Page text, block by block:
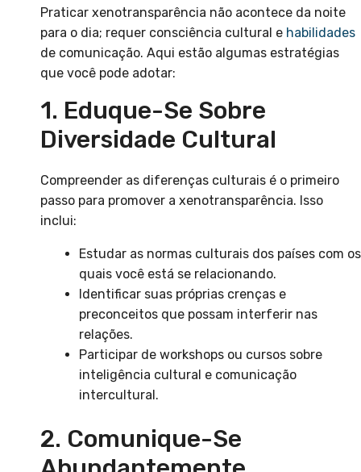
Praticar xenotransparência não acontece da noite
para o dia; requer consciência cultural e habilidades
de comunicação. Aqui estão algumas estratégias
que você pode adotar:
1. Eduque-Se Sobre
Diversidade Cultural
Compreender as diferenças culturais é o primeiro
passo para promover a xenotransparência. Isso
inclui:
Estudar as normas culturais dos países com os
quais você está se relacionando.
Identificar suas próprias crenças e
preconceitos que possam interferir nas
relações.
Participar de workshops ou cursos sobre
inteligência cultural e comunicação
intercultural.
2. Comunique-Se